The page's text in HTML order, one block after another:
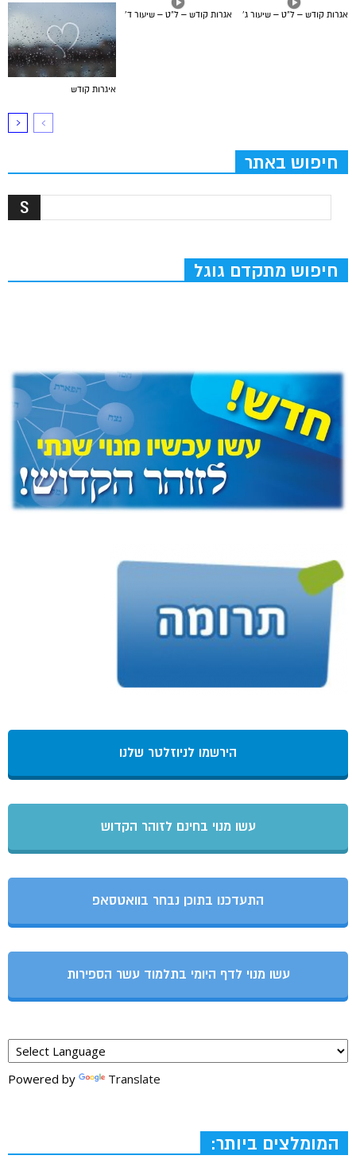
איגרות קודש
אגרות קודש – ל”ט – שיעור ד’ אגרות קודש – ל”ט – שיעור ג’
חיפוש באתר
חיפוש מתקדם גוגל
הירשמו לניוזלטר שלנו
עשו מנוי בחינם לזוהר הקדוש
התעדכנו בתוכן נבחר בוואטסאפ
עשו מנוי לדף היומי בתלמוד עשר הספירות
Powered by Translate
המומלצים ביותר: